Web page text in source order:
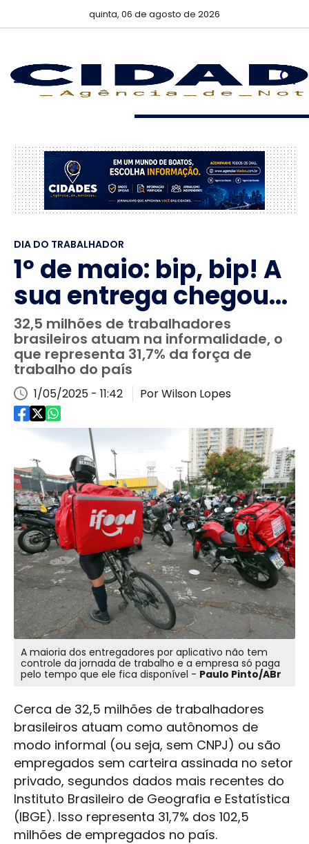
quinta, 06 de agosto de 2026
DIA DO TRABALHADOR
1º de maio: bip, bip! A
sua entrega chegou...
32,5 milhões de trabalhadores
brasileiros atuam na informalidade, o
que representa 31,7% da força de
trabalho do país
1/05/2025 - 11:42 Por Wilson Lopes
A maioria dos entregadores por aplicativo não tem
controle da jornada de trabalho e a empresa só paga
pelo tempo que ele fica disponível - Paulo Pinto/ABr
Cerca de 32,5 milhões de trabalhadores
brasileiros atuam como autônomos de
modo informal (ou seja, sem CNPJ) ou são
empregados sem carteira assinada no setor
privado, segundos dados mais recentes do
Instituto Brasileiro de Geografia e Estatística
(IBGE). Isso representa 31,7% dos 102,5
milhões de empregados no país.